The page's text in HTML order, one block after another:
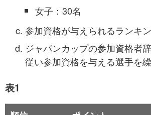
女子：30名
参加資格が与えられるランキ
ジャパンカップの参加資格者
従い参加資格を与える選手を
表1